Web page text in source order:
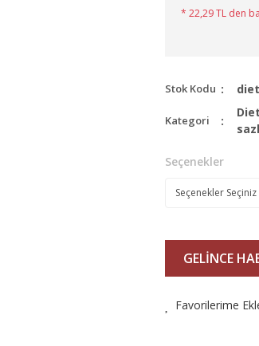
* 22,29 TL den
Stok Kodu
Kategori
Seçenekler
GELİNCE
Favorilerime